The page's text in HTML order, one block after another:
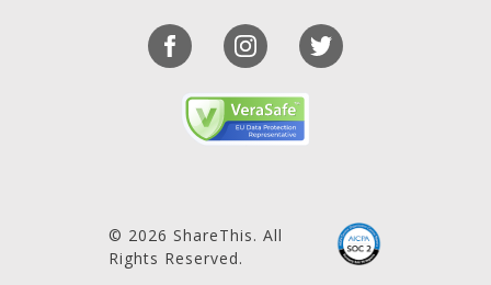
© 2026 ShareThis. All
Rights Reserved.